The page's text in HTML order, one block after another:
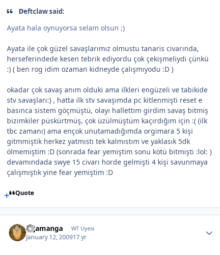
Deftclaw said:
Ayata hala oynuyorsa selam olsun ;)
Ayata ile çok güzel savaşlarımız olmustu tanaris civarında,
herseferindede kesen tebrik ediyordu çok çekişmeliydi çünkü
:) ( ben rog idim ozaman kidneyde çalışmıyodu :D )
okadar çok savaş anım olduki ama ilkleri engüzeli ve tabikide
stv savaşları:) , hatta ilk stv savaşımda pc kitlenmişti reset e
basınca sistem göçmüştü, olayı hallettim girdim savaş bitmiş
bizimkiler püskürtmüş, çok üzülmüştüm kaçırdığım için :( (ilk
tbc zamanı) ama ençok unutamadığımda orgimara 5 kişi
gitmmiştik herkez yatmıstı tek kalmıstım ve yaklasık 5dk
ölmemiştim :D (sonrada fear yemiştim sonu kötü bitmişti :lol: )
devamındada swye 15 civarı horde gelmişti 4 kişi savunmaya
çalışmıştık yine fear yemiştim :D
Quote
cajamanga WT Uyesi
January 12, 200917 yr